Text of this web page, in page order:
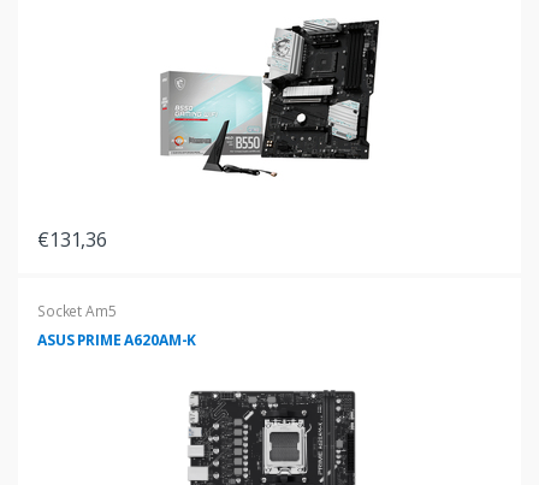
€131,36
Socket Am5
ASUS PRIME A620AM-K